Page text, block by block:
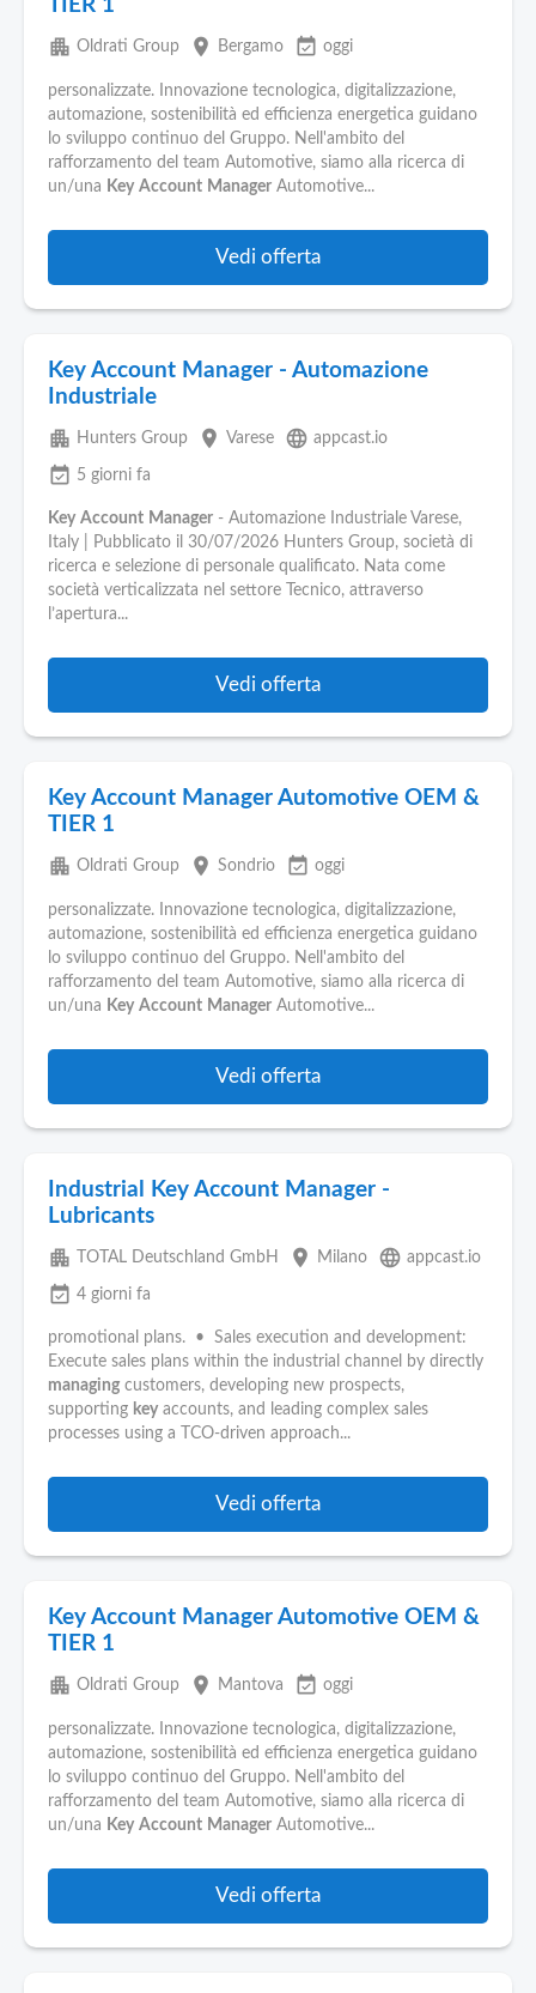
TIER 1
apartment Oldrati Group place Bergamo event_available oggi
personalizzate. Innovazione tecnologica, digitalizzazione,
automazione, sostenibilità ed efficienza energetica guidano
lo sviluppo continuo del Gruppo. Nell'ambito del
rafforzamento del team Automotive, siamo alla ricerca di
un/una Key Account Manager Automotive...
Vedi offerta
Key Account Manager - Automazione
Industriale
apartment Hunters Group place Varese language appcast.io
event_available 5 giorni fa
Key Account Manager - Automazione Industriale Varese,
Italy | Pubblicato il 30/07/2026 Hunters Group, società di
ricerca e selezione di personale qualificato. Nata come
società verticalizzata nel settore Tecnico, attraverso
l’apertura...
Vedi offerta
Key Account Manager Automotive OEM &
TIER 1
apartment Oldrati Group place Sondrio event_available oggi
personalizzate. Innovazione tecnologica, digitalizzazione,
automazione, sostenibilità ed efficienza energetica guidano
lo sviluppo continuo del Gruppo. Nell'ambito del
rafforzamento del team Automotive, siamo alla ricerca di
un/una Key Account Manager Automotive...
Vedi offerta
Industrial Key Account Manager -
Lubricants
apartment TOTAL Deutschland GmbH place Milano language appcast.io
event_available 4 giorni fa
promotional plans. • Sales execution and development:
Execute sales plans within the industrial channel by directly
managing customers, developing new prospects,
supporting key accounts, and leading complex sales
processes using a TCO-driven approach...
Vedi offerta
Key Account Manager Automotive OEM &
TIER 1
apartment Oldrati Group place Mantova event_available oggi
personalizzate. Innovazione tecnologica, digitalizzazione,
automazione, sostenibilità ed efficienza energetica guidano
lo sviluppo continuo del Gruppo. Nell'ambito del
rafforzamento del team Automotive, siamo alla ricerca di
un/una Key Account Manager Automotive...
Vedi offerta